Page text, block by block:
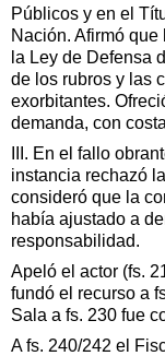
Públicos y en el
Nación. Afirmó
la Ley de Defensa
de los rubros y las
exorbitantes.
demanda, con
III. En el fallo
instancia rechazó
consideró que la
había ajustado a
responsabilidad.
Apeló el actor (fs.
fundó el recurso a
Sala a fs. 230 fue
A fs. 240/242 el